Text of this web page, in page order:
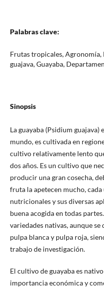
Palabras clave:
Frutas tropicales,
guajava, Guayaba,
Sinopsis
La guayaba (Psidium
mundo, es cultivada en
cultivo relativamente lento
dos años. Es un cultivo que
producir una gran cosecha,
fruta la apetecen mucho,
nutricionales y sus diversas
buena acogida en todas
variedades nativas, aunque
pulpa blanca y pulpa roja,
trabajo de investigación.
El cultivo de guayaba es
importancia económica y